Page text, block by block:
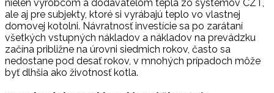
nielen výrobcom a dodávateľom tepla zo systémov CZT,
ale aj pre subjekty, ktoré si vyrábajú teplo vo vlastnej
domovej kotolni. Návratnosť investície sa po zarátaní
všetkých vstupných nákladov a nákladov na prevádzku
začína približne na úrovni siedmich rokov, často sa
nedostane pod desať rokov, v mnohých prípadoch môže
byť dlhšia ako životnosť kotla.